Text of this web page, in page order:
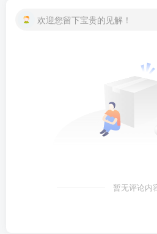
欢迎您留下宝贵的见解！
暂无评论内